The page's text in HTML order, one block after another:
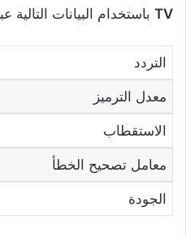
TV باستخدام البيانات التالية
التردد
معدل الترميز
الاستقطاب
معامل تصحيح الخطأ
الجودة